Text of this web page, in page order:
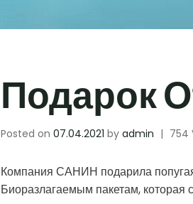
Подарок
Posted on 07.04.2021 by admin | 754
Компания САНИН подарила
Биоразлагаемым пакетам, которая